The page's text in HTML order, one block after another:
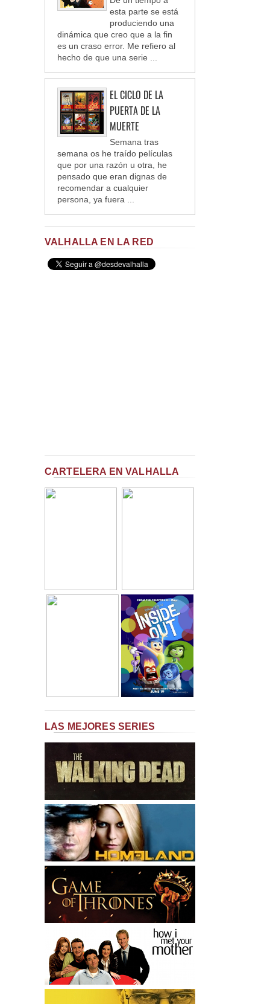
esta parte se está
produciendo una
dinámica que creo que a la fin
es un craso error. Me refiero al
hecho de que una serie ...
EL CICLO DE LA
PUERTA DE LA
MUERTE
Semana tras
semana os he traído películas
que por una razón u otra, he
pensado que eran dignas de
recomendar a cualquier
persona, ya fuera ...
VALHALLA EN LA RED
CARTELERA EN VALHALLA
LAS MEJORES SERIES